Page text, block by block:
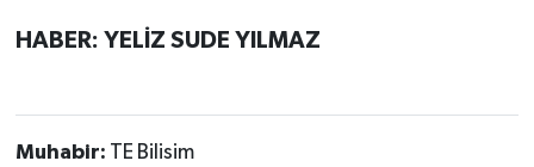
HABER: YELİZ SUDE YILMAZ
Muhabir: TE Bilisim